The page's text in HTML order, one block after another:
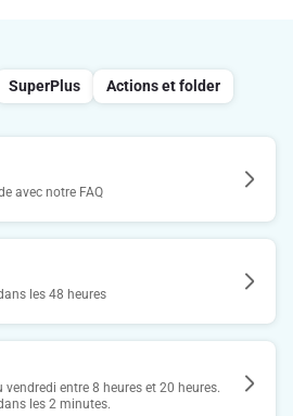
SuperPlus
Actions et folder
avec notre FAQ
les 48 heures
entre 8 heures et 20 heures.
les 2 minutes.